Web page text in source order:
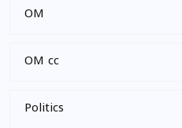
OM
OM cc
Politics